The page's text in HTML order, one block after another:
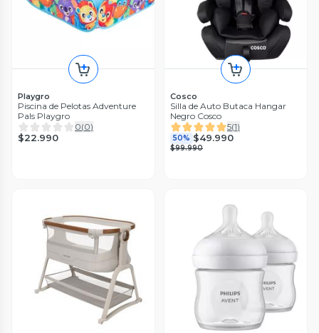
Playgro
Piscina de Pelotas Adventure
Pals Playgro
0(0)
$22.990
Cosco
Silla de Auto Butaca Hangar
Negro Cosco
5(1)
50% $49.990
$99.990